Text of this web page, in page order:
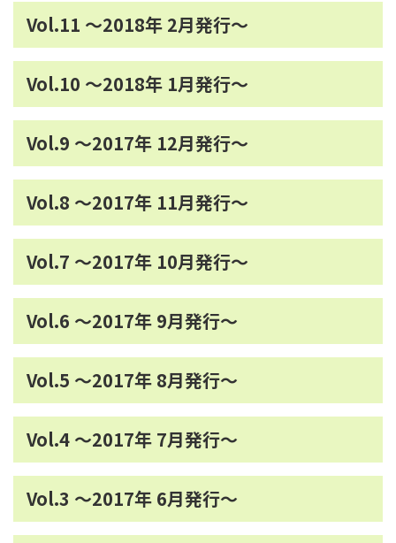
Vol.11 ～2018年 2月発行～
Vol.10 ～2018年 1月発行～
Vol.9 ～2017年 12月発行～
Vol.8 ～2017年 11月発行～
Vol.7 ～2017年 10月発行～
Vol.6 ～2017年 9月発行～
Vol.5 ～2017年 8月発行～
Vol.4 ～2017年 7月発行～
Vol.3 ～2017年 6月発行～